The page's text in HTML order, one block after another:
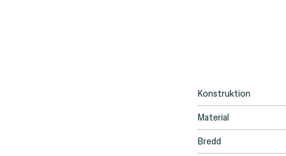
Konstruktion
Material
Bredd